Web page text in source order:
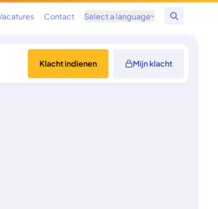
Contact Select a language
Zoeken
Klacht indienen Mijn klacht